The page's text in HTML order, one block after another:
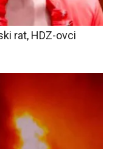
rat, HDZ-ovci